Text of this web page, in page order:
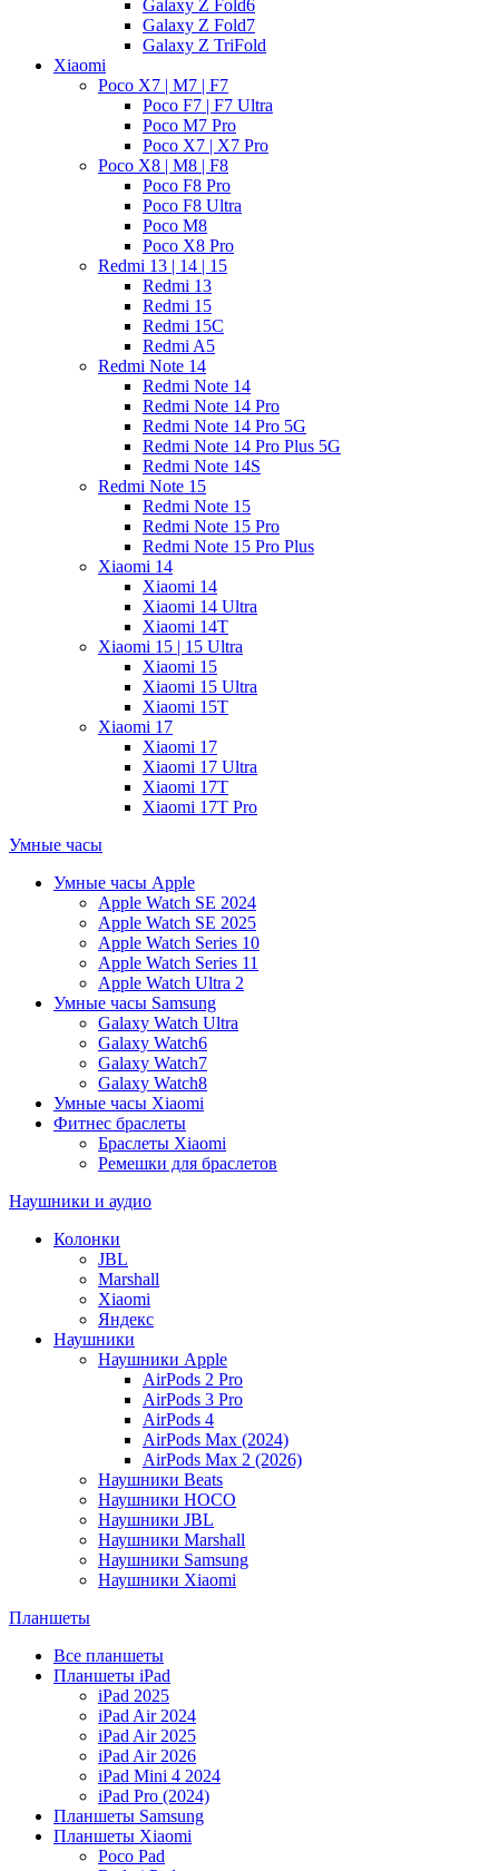
Galaxy Z Fold6
Galaxy Z Fold7
Galaxy Z TriFold
Xiaomi
Poco X7 | M7 | F7
Poco F7 | F7 Ultra
Poco M7 Pro
Poco X7 | X7 Pro
Poco X8 | M8 | F8
Poco F8 Pro
Poco F8 Ultra
Poco M8
Poco X8 Pro
Redmi 13 | 14 | 15
Redmi 13
Redmi 15
Redmi 15C
Redmi A5
Redmi Note 14
Redmi Note 14
Redmi Note 14 Pro
Redmi Note 14 Pro 5G
Redmi Note 14 Pro Plus 5G
Redmi Note 14S
Redmi Note 15
Redmi Note 15
Redmi Note 15 Pro
Redmi Note 15 Pro Plus
Xiaomi 14
Xiaomi 14
Xiaomi 14 Ultra
Xiaomi 14T
Xiaomi 15 | 15 Ultra
Xiaomi 15
Xiaomi 15 Ultra
Xiaomi 15T
Xiaomi 17
Xiaomi 17
Xiaomi 17 Ultra
Xiaomi 17T
Xiaomi 17T Pro
Умные часы
Умные часы Apple
Apple Watch SE 2024
Apple Watch SE 2025
Apple Watch Series 10
Apple Watch Series 11
Apple Watch Ultra 2
Умные часы Samsung
Galaxy Watch Ultra
Galaxy Watch6
Galaxy Watch7
Galaxy Watch8
Умные часы Xiaomi
Фитнес браслеты
Браслеты Xiaomi
Ремешки для браслетов
Наушники и аудио
Колонки
JBL
Marshall
Xiaomi
Яндекс
Наушники
Наушники Apple
AirPods 2 Pro
AirPods 3 Pro
AirPods 4
AirPods Max (2024)
AirPods Max 2 (2026)
Наушники Beats
Наушники HOCO
Наушники JBL
Наушники Marshall
Наушники Samsung
Наушники Xiaomi
Планшеты
Все планшеты
Планшеты iPad
iPad 2025
iPad Air 2024
iPad Air 2025
iPad Air 2026
iPad Mini 4 2024
iPad Pro (2024)
Планшеты Samsung
Планшеты Xiaomi
Poco Pad